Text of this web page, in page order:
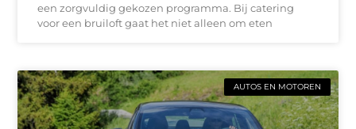
een zorgvuldig gekozen programma. Bij catering
voor een bruiloft gaat het niet alleen om eten
AUTOS EN MOTOREN